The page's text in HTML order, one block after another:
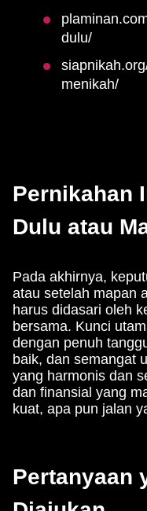
dulu/
menikah/
Pernikahan
Dulu atau
Pada akhirnya,
atau setelah mapan
harus didasari oleh
bersama. Kunci
dengan penuh
baik, dan semangat
yang harmonis dan
dan finansial yang
kuat, apa pun jalan
Pertanyaan